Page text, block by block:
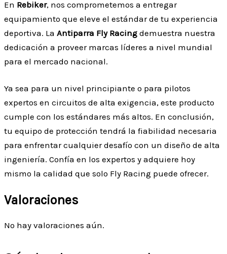
En Rebiker, nos comprometemos a entregar
equipamiento que eleve el estándar de tu experiencia
deportiva. La Antiparra Fly Racing demuestra nuestra
dedicación a proveer marcas líderes a nivel mundial
para el mercado nacional.
Ya sea para un nivel principiante o para pilotos
expertos en circuitos de alta exigencia, este producto
cumple con los estándares más altos. En conclusión,
tu equipo de protección tendrá la fiabilidad necesaria
para enfrentar cualquier desafío con un diseño de alta
ingeniería. Confía en los expertos y adquiere hoy
mismo la calidad que solo Fly Racing puede ofrecer.
Valoraciones
No hay valoraciones aún.